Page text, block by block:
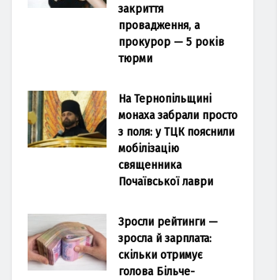
закриття
провадження, а
прокурор — 5 років
тюрми
На Тернопільщині
монаха забрали просто
з поля: у ТЦК пояснили
мобілізацію
священника
Почаївської лаври
Зросли рейтинги —
зросла й зарплата:
скільки отримує
голова Більче-